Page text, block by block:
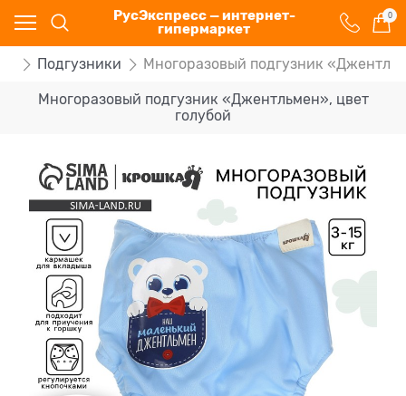
РусЭкспресс — интернет-
гипермаркет
0
Подгузники Многоразовый подгузник
Многоразовый подгузник «Джентльмен», цвет
голубой